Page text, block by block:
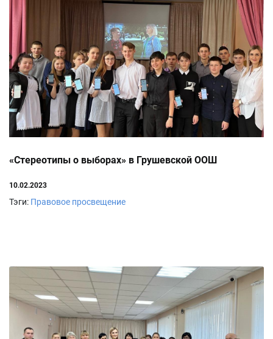
«Стереотипы о выборах» в Грушевской ООШ
10.02.2023
Тэги: Правовое просвещение